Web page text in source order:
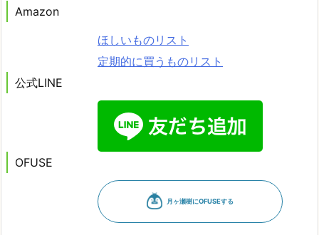
Amazon
ほしいものリスト
定期的に買うものリスト
公式LINE
OFUSE